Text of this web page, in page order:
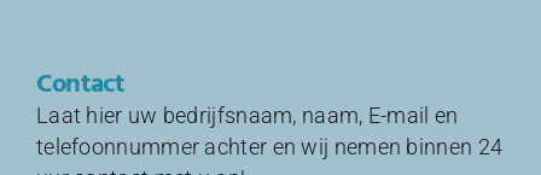
Contact
Laat hier uw bedrijfsnaam, naam, E-mail en
telefoonnummer achter en wij nemen binnen 24